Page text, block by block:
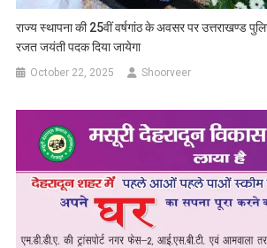
राज्य स्थापना की 25वीं वर्षगांठ के अवसर पर उत्तराखण्ड
रजत जयंती पदक दिया जायेगा
October 22, 2025 Shoorveer